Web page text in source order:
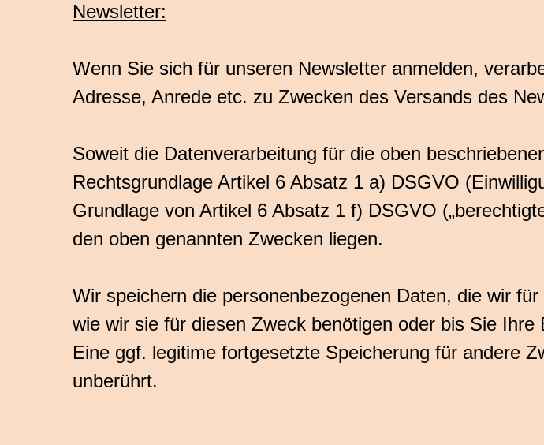
Newsletter:
Wenn Sie sich für unseren Newsletter anmelden,
Adresse, Anrede etc. zu Zwecken des Versands des
Soweit die Datenverarbeitung für die oben
Rechtsgrundlage Artikel 6 Absatz 1 a) DSGVO
Grundlage von Artikel 6 Absatz 1 f) DSGVO
den oben genannten Zwecken liegen.
Wir speichern die personenbezogenen Daten, die wir
wie wir sie für diesen Zweck benötigen oder bis Sie
Eine ggf. legitime fortgesetzte Speicherung für andere
unberührt.